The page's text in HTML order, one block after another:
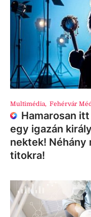
Multimédia, Fehérvár
Hamarosan
egy igazán
nektek! Néhány
titokra!